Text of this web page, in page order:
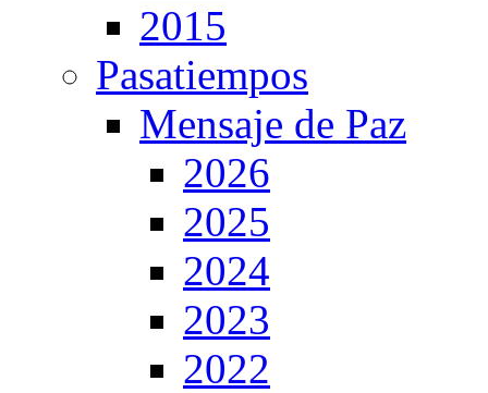
2015
Pasatiempos
Mensaje de Paz
2026
2025
2024
2023
2022